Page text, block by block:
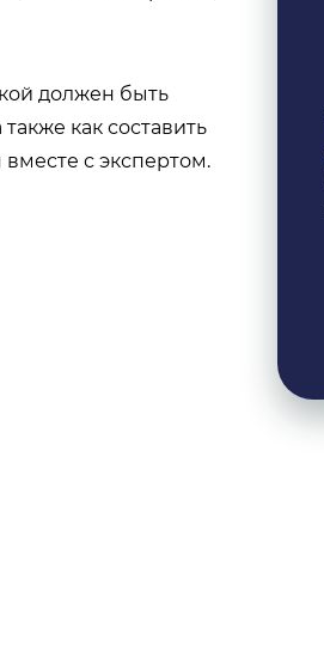
должен быть
как составить
с экспертом.